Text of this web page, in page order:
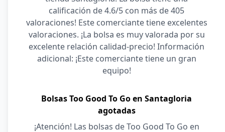
calificación de 4.6/5 con más de 405
valoraciones! Este comerciante tiene excelentes
valoraciones. ¡La bolsa es muy valorada por su
excelente relación calidad-precio! Información
adicional: ¡Este comerciante tiene un gran
equipo!
Bolsas Too Good To Go en Santagloria
agotadas
¡Atención! Las bolsas de Too Good To Go en